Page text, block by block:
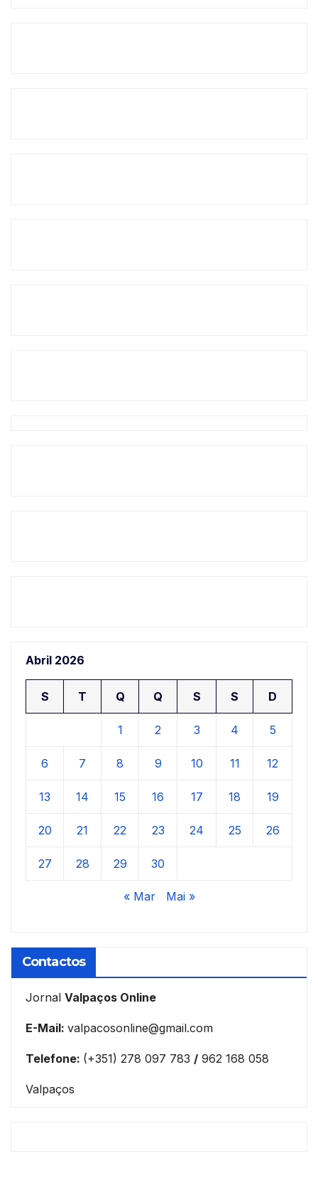
Abril 2026
S T Q Q S S D
1 2 3 4 5
6 7 8 9 10 11 12
13 14 15 16 17 18 19
20 21 22 23 24 25 26
27 28 29 30
« Mar Mai »
Contactos
Jornal Valpaços Online
E-Mail: valpacosonline@gmail.com
Telefone: (+351) 278 097 783 / 962 168 058
Valpaços